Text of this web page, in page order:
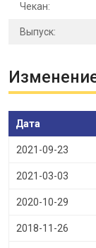
Чекан:
Выпуск:
Дата
2021-09-23
2021-03-03
2020-10-29
2018-11-26